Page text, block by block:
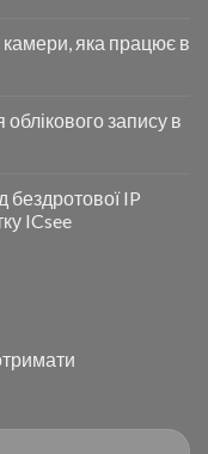
яка працює в
запису в
бездротової IP
ICsee